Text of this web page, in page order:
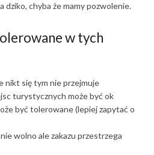
dziko, chyba że mamy pozwolenie.
w tych
nikt się tym nie przejmuje
turystycznych może być ok
być tolerowane (lepiej zapytać o
wolno ale zakazu przestrzega